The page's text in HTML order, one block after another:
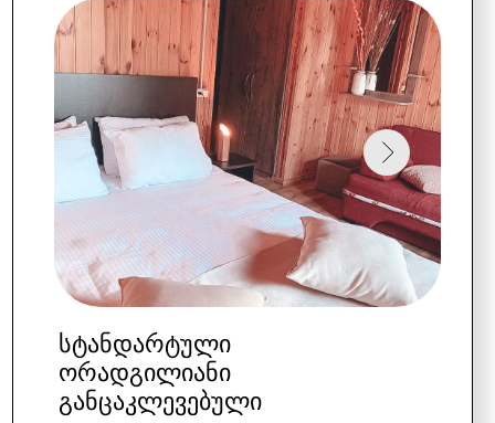
*შესაძლებელია ოთხი ზრდასრული
ადამიანების (საუზმე ჩათვლილია)
ივნისი,სექტემბერი:
140 $
(საუზმე ჩათვლილია)
ივლისი:
(საუზმე ჩათვლილია)
აგვისტო:155 $
(საუზმე ჩათვლილია)